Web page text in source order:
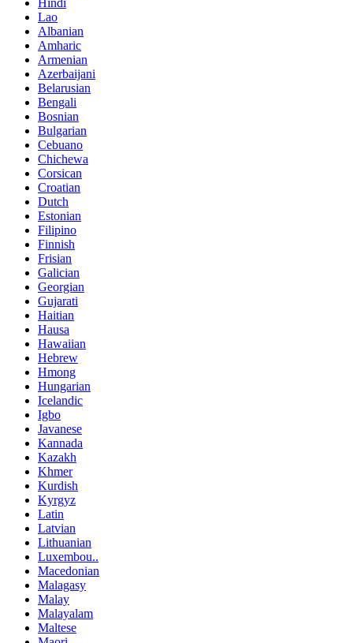
Hindi
Lao
Albanian
Amharic
Armenian
Azerbaijani
Belarusian
Bengali
Bosnian
Bulgarian
Cebuano
Chichewa
Corsican
Croatian
Dutch
Estonian
Filipino
Finnish
Frisian
Galician
Georgian
Gujarati
Haitian
Hausa
Hawaiian
Hebrew
Hmong
Hungarian
Icelandic
Igbo
Javanese
Kannada
Kazakh
Khmer
Kurdish
Kyrgyz
Latin
Latvian
Lithuanian
Luxembou..
Macedonian
Malagasy
Malay
Malayalam
Maltese